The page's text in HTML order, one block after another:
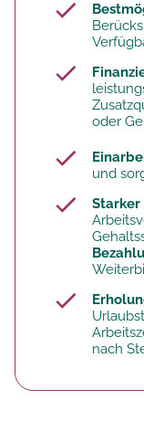
oder
und
nach